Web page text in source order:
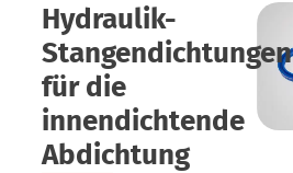
Hydraulik-
Stangendichtungen
für die
innendichtende
Abdichtung